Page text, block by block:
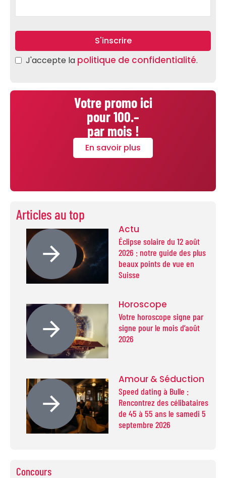
S'inscrire
J'accepte la politique de confidentialité.
Votre promo ici
pour 100.–
par mois !
En savoir plus
Articles au top
Actu
Éclipse solaire du 12 août
2026 : notre guide des plus
beaux points de vue en
Suisse
Horoscope
Votre horoscope signe par
signe pour le mois d’août
2026
Amour & Séduction
Speed dating à Bulle :
Rencontrez des célibataires
de 45 à 55 ans le samedi 5
septembre 2026
Concours